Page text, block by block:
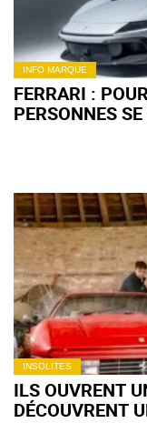
INFO MARQUE
FERRARI :
PERSONNES
INSOLITES
ILS OUVRENT
DÉCOUVRENT